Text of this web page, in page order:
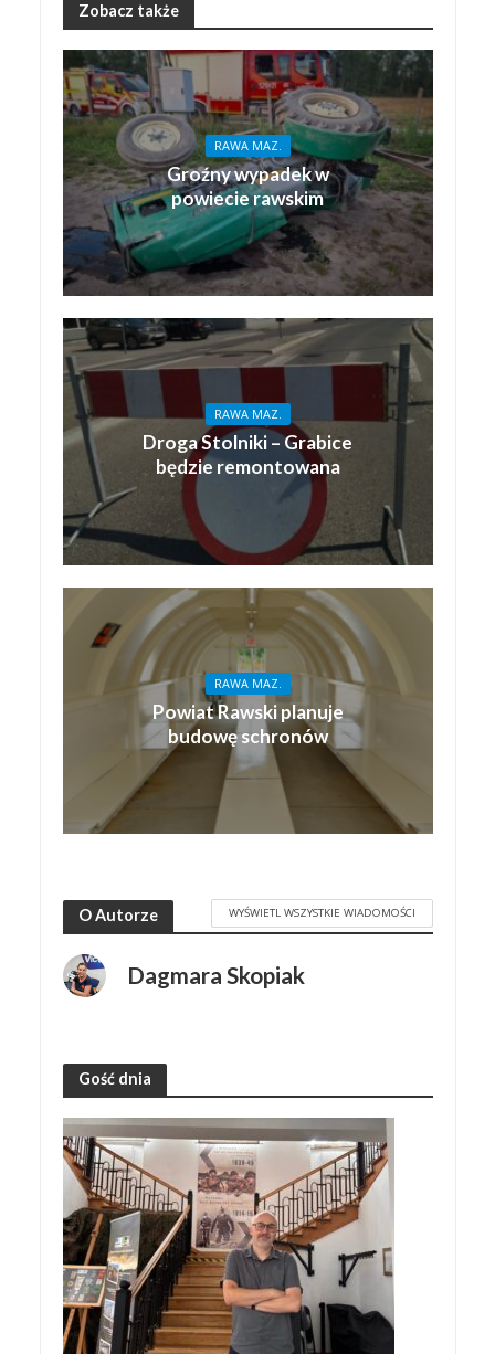
Zobacz także
RAWA MAZ.
Groźny wypadek w
powiecie rawskim
RAWA MAZ.
Droga Stolniki – Grabice
będzie remontowana
RAWA MAZ.
Powiat Rawski planuje
budowę schronów
O Autorze WYŚWIETL WSZYSTKIE WIADOMOŚCI
Dagmara Skopiak
Gość dnia